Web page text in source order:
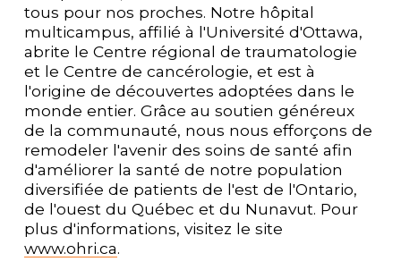
tous pour nos proches. Notre hôpital
multicampus, affilié à l'Université d'Ottawa,
abrite le Centre régional de traumatologie
et le Centre de cancérologie, et est à
l'origine de découvertes adoptées dans le
monde entier. Grâce au soutien généreux
de la communauté, nous nous efforçons de
remodeler l'avenir des soins de santé afin
d'améliorer la santé de notre population
diversifiée de patients de l'est de l'Ontario,
de l'ouest du Québec et du Nunavut. Pour
www.ohri.ca.